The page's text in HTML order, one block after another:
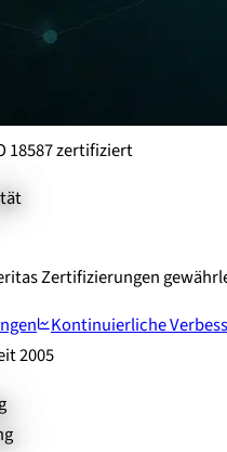
18587 zertifiziert
Zertifizierungen
Kontinuierliche
2005